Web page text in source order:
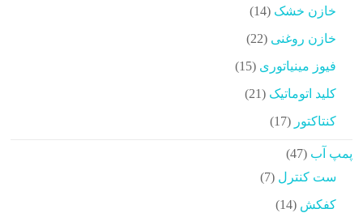
خازن خشک
14
14
خازن روغنی 22
22
فیوز مینیاتوری 15
15
کلید اتوماتیک 21
21
کنتاکتور 17
17
پمپ آب
47
47
محصولاتست کنترل 7
7
کفکش 14
14